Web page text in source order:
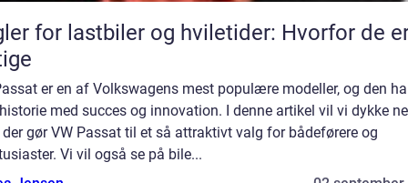
for lastbiler og hviletider: Hvorfor de
er en af Volkswagens mest populære modeller, og den
med succes og innovation. I denne artikel vil vi dykke
gør VW Passat til et så attraktivt valg for bådeførere og
Vi vil også se på bile...